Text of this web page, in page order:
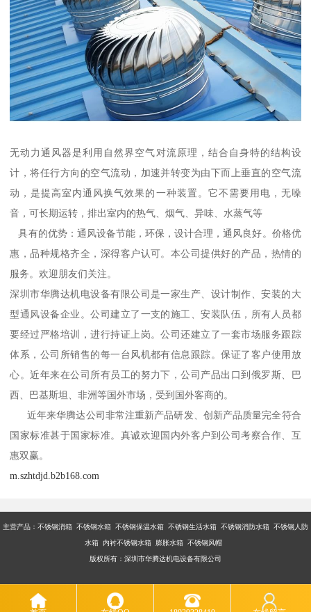
无动力通风器是利用自然界空气对流原理，结合自身特的结构设
计，将任行方向的空气流动，加速并转变为由下而上垂直的空气流
动，是提高室内通风换气效果的一种装置。它不需要用电，无噪
音，可长期运转，排出室内的热气、烟气、异味、水蒸气等
具有的优势：通风设备节能，环保，设计合理，通风良好。价格优
惠，品种规格齐全，深得客户认可。本公司提供好的产品，热情的
服务。欢迎朋友们关注。
深圳市华腾达机电设备有限公司是一家生产、设计制作、安装的大
型通风设备企业。公司建立了一支的施工、安装队伍，所有人员都
要经过严格培训，进行持证上岗。公司还建立了一套市场服务跟踪
体系，公司所销售的每一台风机都有信息跟踪。保证了客户使用放
心。近年来在公司所有员工的努力下，公司产品出口到俄罗斯、巴
西、巴基斯坦、非洲等国外市场，受到国外客商的。
近年来华腾达公司非常注重新产品研发、创新产品质量完全符合
国家标准甚于国家标准。真诚欢迎国内外客户到公司考察合作、互
惠双赢。
m.szhtdjd.b2b168.com
主营产品：不锈钢消箱 不锈钢水箱 不锈钢保温水箱 不锈钢生活水箱 不锈钢消防水箱 不锈钢人防
水箱 内衬不锈钢水箱 膨胀水箱 不锈钢风帽
版权所有：深圳市华腾达机电设备有限公司